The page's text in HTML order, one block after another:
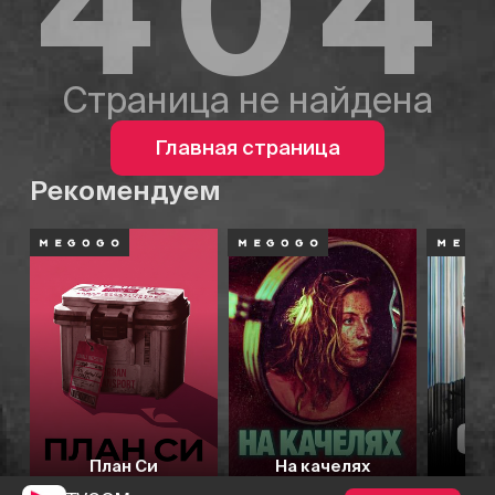
Страница не найдена
Главная страница
Рекомендуем
План Си На качелях